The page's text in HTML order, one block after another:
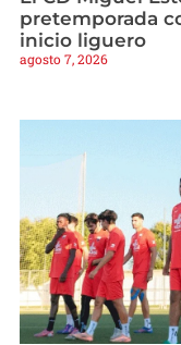
pretemporada
inicio liguero
agosto 7, 2026